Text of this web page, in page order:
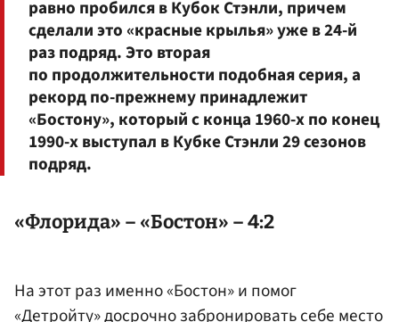
равно пробился в Кубок Стэнли, причем
сделали это «красные крылья» уже в 24-й
раз подряд. Это вторая
по продолжительности подобная серия, а
рекорд по-прежнему принадлежит
«Бостону», который с конца 1960-х по конец
1990-х выступал в Кубке Стэнли 29 сезонов
подряд.
«Флорида» – «Бостон» – 4:2
На этот раз именно «Бостон» и помог
«Детройту» досрочно забронировать себе место